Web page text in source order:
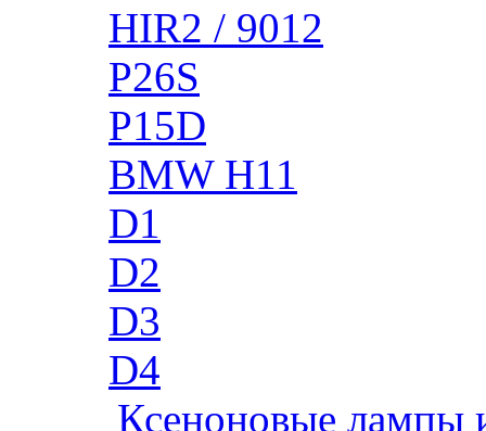
HIR2 / 9012
P26S
P15D
BMW H11
D1
D2
D3
D4
Ксеноновые лампы